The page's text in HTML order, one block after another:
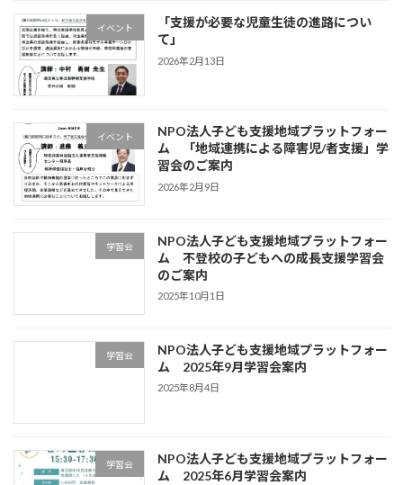
イベント
「支援が必要な児童生徒の進路につい
て」
2026年2月13日
イベント
NPO法人子ども支援地域プラットフォー
ム 「地域連携による障害児/者支援」学
習会のご案内
2026年2月9日
学習会
NPO法人子ども支援地域プラットフォー
ム 不登校の⼦どもへの成⻑⽀援学習会
のご案内
2025年10月1日
学習会
NPO法人子ども支援地域プラットフォー
ム 2025年9月学習会案内
2025年8月4日
学習会
NPO法人子ども支援地域プラットフォー
ム 2025年6月学習会案内